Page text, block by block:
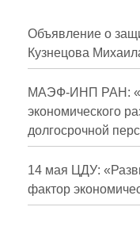
Публикации
Научная жизнь
Проблемы
О
Номера
Объявление о
Кузнецова
МАЭФ-ИНП РАН:
экономического
долгосрочной
14 мая ЦДУ:
фактор